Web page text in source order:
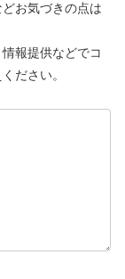
お気づきの点は
報提供などでコ
ださい。